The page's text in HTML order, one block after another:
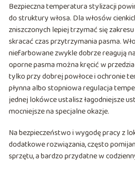
Bezpieczna temperatura stylizacji
do struktury włosa. Dla włosów
zniszczonych lepiej trzymać się
skracać czas przytrzymania pasma.
niefarbowane zwykle dobrze reagują
oporne pasma można kręcić w
tylko przy dobrej powłoce i ochronie
płynna albo stopniowa regulacja
jednej lokówce ustalisz łagodniejsze
mocniejsze na specjalne okazje.
Na bezpieczeństwo i wygodę pracy z
dodatkowe rozwiązania, często
sprzętu, a bardzo przydatne w